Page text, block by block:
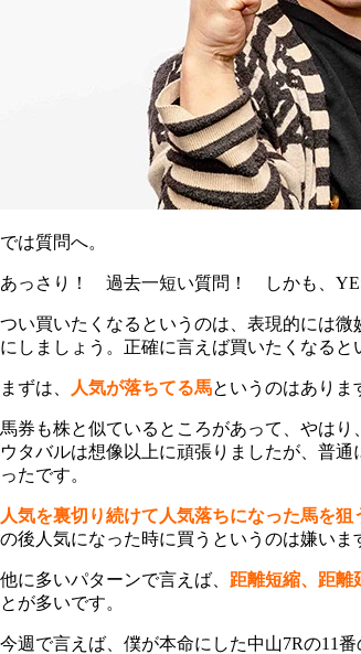
では質問へ。
あっさり！ 過去一短い質問！ しかも、
つい買いたくなるというのは、表現的には
にしましょう。正確に言えば買いたくなる
まずは、 人気が落ちてる馬というのはありま
馬券も株と似ているところがあって、やはり、
ウタバルは想像以上に頑張りましたが、普
ったです。
人気を裏切り続けて人気落ちになった馬を狙
の後人気になった時に買うというのは嫌いま
他に多いパターンで言えば、 距離短縮、距離
とが多いです。
今週で言えば、僕が本命にした中山7Rの11